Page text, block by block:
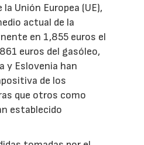
Unión Europea (UE),
actual de la
en 1,855 euros el
euros del gasóleo,
y Eslovenia han
de los
que otros como
establecido